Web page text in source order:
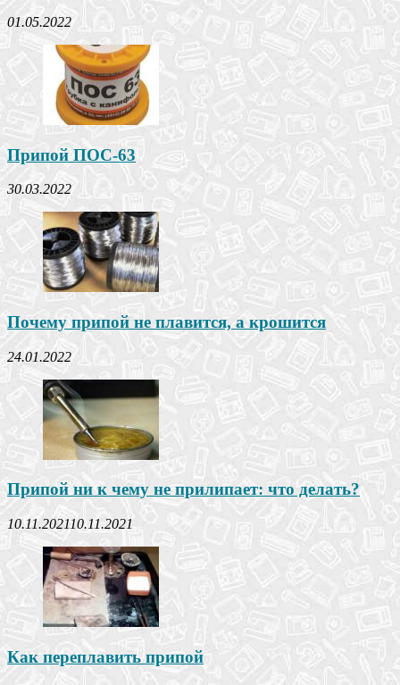
01.05.2022
Припой ПОС-63
30.03.2022
Почему припой не плавится, а крошится
24.01.2022
Припой ни к чему не прилипает: что делать?
10.11.202110.11.2021
Как переплавить припой